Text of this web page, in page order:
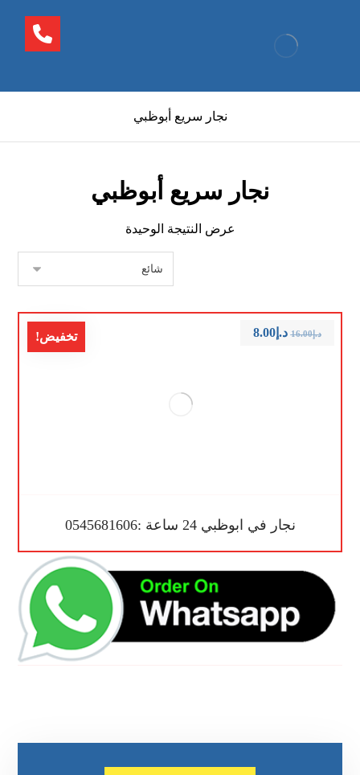
نجار سريع أبوظبي
نجار سريع أبوظبي
عرض النتيجة الوحيدة
تخفيض!
نجار في ابوظبي 24 ساعة :0545681606
د.إ16.00 د.إ8.00